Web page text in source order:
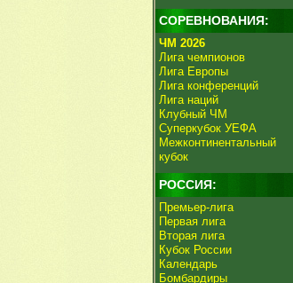
СОРЕВНОВАНИЯ:
ЧМ 2026
Лига чемпионов
Лига Европы
Лига конференций
Лига наций
Клубный ЧМ
Суперкубок УЕФА
Межконтинентальный
кубок
РОССИЯ:
Премьер-лига
Первая лига
Вторая лига
Кубок России
Календарь
Бомбардиры